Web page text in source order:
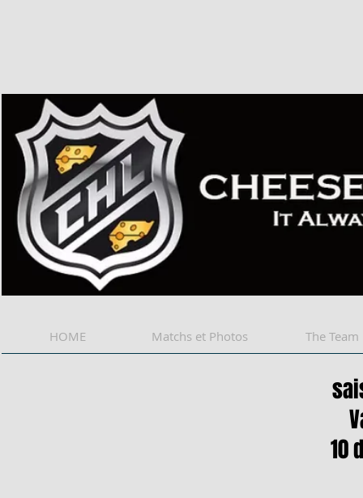
Cheese
HOME Matchs et Photos The Team
10